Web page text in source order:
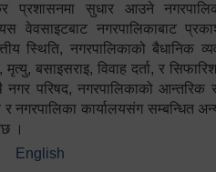
प्रशासनमा सुधार आउने
वेवसाइटबाट नगरपालिकाबाट
स्थिति, नगरपालिकाको बैधानिक
बसाइसराइ, विवाह दर्ता, र
नगर परिषद, नगरपालिकाको आन्तरिक
र नगरपालिका कार्यालयसंग सम्बन्धित
।
स्वागतम!!!
English